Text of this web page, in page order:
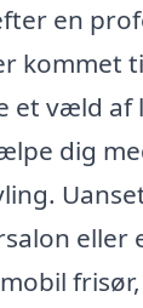
en
kommet
et væld af
dig
eller